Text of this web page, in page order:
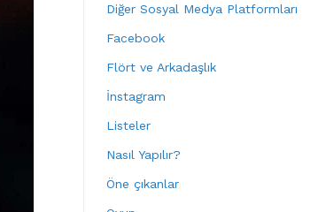
Diğer Sosyal Medya Platformları
Facebook
Flört ve Arkadaşlık
İnstagram
Listeler
Nasıl Yapılır?
Öne çıkanlar